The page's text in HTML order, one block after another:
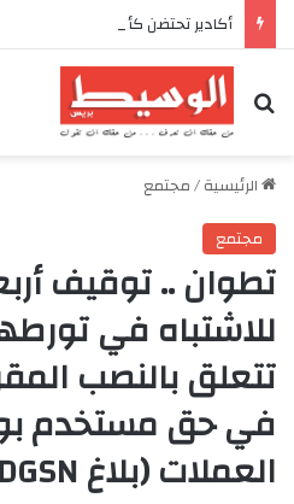
بحث عن
الرئيسية/مجتمع
مجتمع
تطوان .. توقيف
للاشتباه في
تتعلق بالنصب
في حق مستخدم
العملات (بلاغ DGSN)